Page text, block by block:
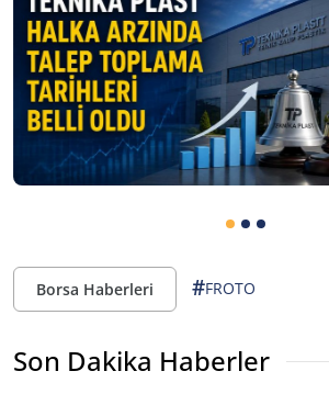
Borsa Haberleri #FROTO
Son Dakika Haberler